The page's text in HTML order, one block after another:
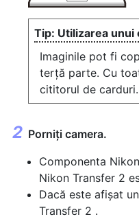
Utilizarea
Imaginile pot fi
terță parte. Cu
cititorul de carduri.
Porniți camera.
Componenta
Nikon Transfer 2
Dacă este afișat
Transfer 2 .